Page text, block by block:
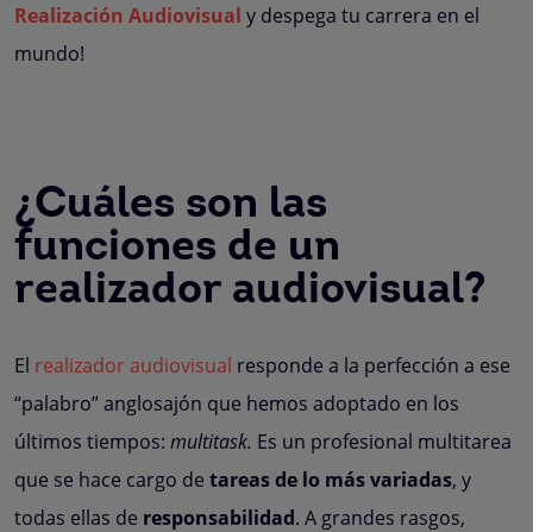
Realización Audiovisual y despega tu carrera en el
mundo!
¿Cuáles son las
funciones de un
realizador audiovisual?
El realizador audiovisual responde a la perfección a ese
“palabro” anglosajón que hemos adoptado en los
últimos tiempos: multitask. Es un profesional multitarea
que se hace cargo de tareas de lo más variadas, y
todas ellas de responsabilidad. A grandes rasgos,